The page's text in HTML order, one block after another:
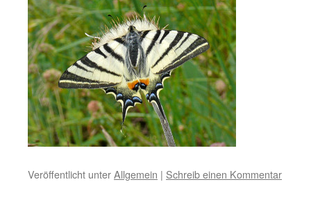
Veröffentlicht unterAllgemein | Schreib einen Kommentar